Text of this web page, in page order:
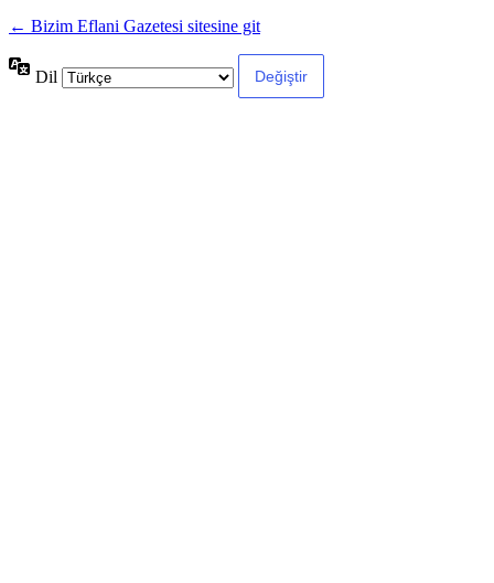
← Bizim Eflani Gazetesi sitesine git
Dil